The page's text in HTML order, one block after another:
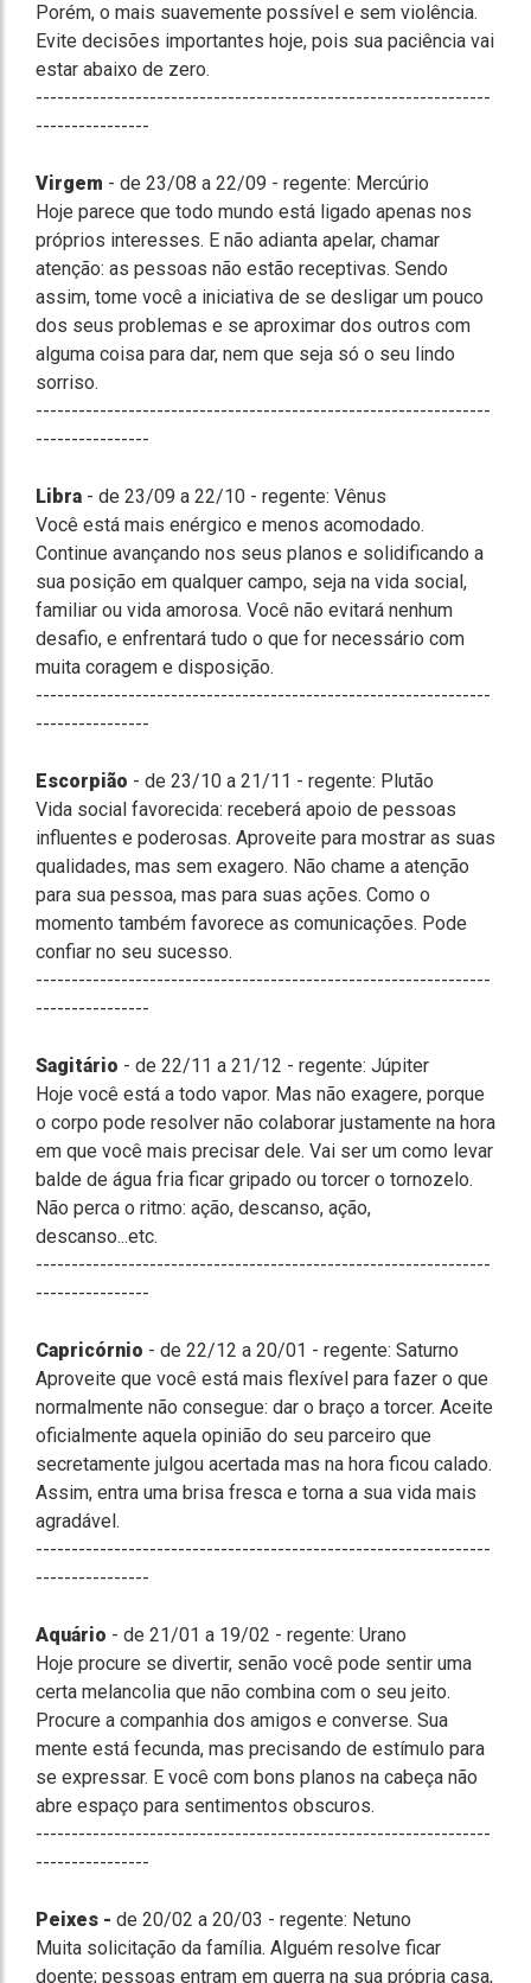
Porém, o mais suavemente possível e sem violência.
Evite decisões importantes hoje, pois sua paciência vai
estar abaixo de zero.
----------------------------------------------------------------
----------------
Virgem - de 23/08 a 22/09 - regente: Mercúrio
Hoje parece que todo mundo está ligado apenas nos
próprios interesses. E não adianta apelar, chamar
atenção: as pessoas não estão receptivas. Sendo
assim, tome você a iniciativa de se desligar um pouco
dos seus problemas e se aproximar dos outros com
alguma coisa para dar, nem que seja só o seu lindo
sorriso.
----------------------------------------------------------------
----------------
Libra - de 23/09 a 22/10 - regente: Vênus
Você está mais enérgico e menos acomodado.
Continue avançando nos seus planos e solidificando a
sua posição em qualquer campo, seja na vida social,
familiar ou vida amorosa. Você não evitará nenhum
desafio, e enfrentará tudo o que for necessário com
muita coragem e disposição.
----------------------------------------------------------------
----------------
Escorpião - de 23/10 a 21/11 - regente: Plutão
Vida social favorecida: receberá apoio de pessoas
influentes e poderosas. Aproveite para mostrar as suas
qualidades, mas sem exagero. Não chame a atenção
para sua pessoa, mas para suas ações. Como o
momento também favorece as comunicações. Pode
confiar no seu sucesso.
----------------------------------------------------------------
----------------
Sagitário - de 22/11 a 21/12 - regente: Júpiter
Hoje você está a todo vapor. Mas não exagere, porque
o corpo pode resolver não colaborar justamente na hora
em que você mais precisar dele. Vai ser um como levar
balde de água fria ficar gripado ou torcer o tornozelo.
Não perca o ritmo: ação, descanso, ação,
descanso...etc.
----------------------------------------------------------------
----------------
Capricórnio - de 22/12 a 20/01 - regente: Saturno
Aproveite que você está mais flexível para fazer o que
normalmente não consegue: dar o braço a torcer. Aceite
oficialmente aquela opinião do seu parceiro que
secretamente julgou acertada mas na hora ficou calado.
Assim, entra uma brisa fresca e torna a sua vida mais
agradável.
----------------------------------------------------------------
----------------
Aquário - de 21/01 a 19/02 - regente: Urano
Hoje procure se divertir, senão você pode sentir uma
certa melancolia que não combina com o seu jeito.
Procure a companhia dos amigos e converse. Sua
mente está fecunda, mas precisando de estímulo para
se expressar. E você com bons planos na cabeça não
abre espaço para sentimentos obscuros.
----------------------------------------------------------------
----------------
Peixes - de 20/02 a 20/03 - regente: Netuno
Muita solicitação da família. Alguém resolve ficar
doente; pessoas entram em guerra na sua própria casa,